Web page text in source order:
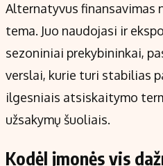
Alternatyvus finansavimas
tema. Juo naudojasi ir
sezoniniai prekybininkai,
verslai, kurie turi stabilias
ilgesniais atsiskaitymo
užsakymų šuoliais.
Kodėl įmonės vis